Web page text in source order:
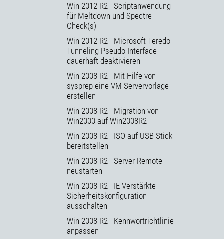
Win 2012 R2 - Scriptanwendung
für Meltdown und Spectre
Check(s)
Win 2012 R2 - Microsoft Teredo
Tunneling Pseudo-Interface
dauerhaft deaktivieren
Win 2008 R2 - Mit Hilfe von
sysprep eine VM Servervorlage
erstellen
Win 2008 R2 - Migration von
Win2000 auf Win2008R2
Win 2008 R2 - ISO auf USB-Stick
bereitstellen
Win 2008 R2 - Server Remote
neustarten
Win 2008 R2 - IE Verstärkte
Sicherheitskonfiguration
ausschalten
Win 2008 R2 - Kennwortrichtlinie
anpassen